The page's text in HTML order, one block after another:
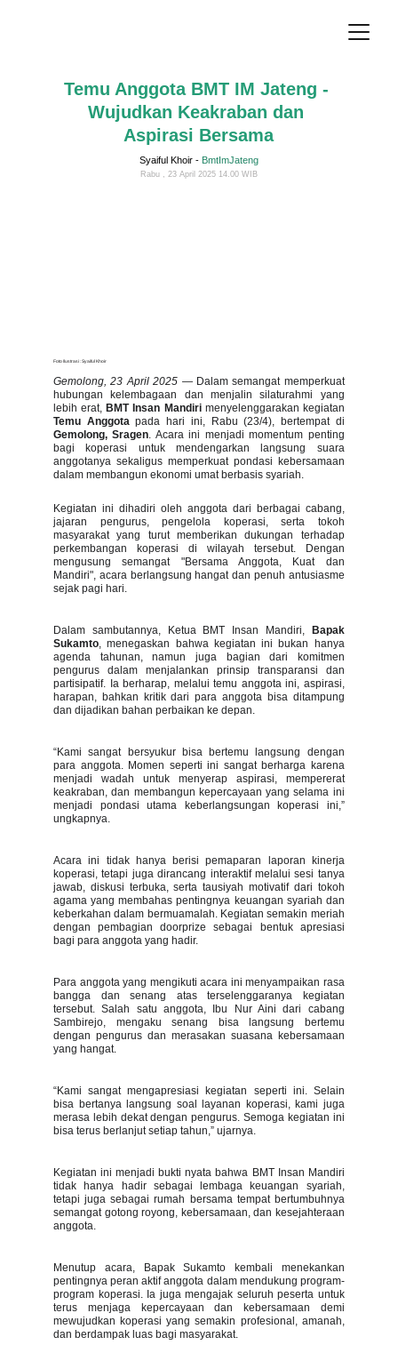
Temu Anggota BMT IM Jateng -
Wujudkan Keakraban dan
Aspirasi Bersama
Syaiful Khoir - BmtImJateng
Rabu , 23 April 2025 14.00 WIB
Foto Ilustrasi : Syaiful Khoir
Gemolong, 23 April 2025 — Dalam semangat memperkuat
hubungan kelembagaan dan menjalin silaturahmi yang
lebih erat, BMT Insan Mandirimenyelenggarakan kegiatan
Temu Anggotapada hari ini, Rabu (23/4), bertempat di
Gemolong, Sragen. Acara ini menjadi momentum penting
bagi koperasi untuk mendengarkan langsung suara
anggotanya sekaligus memperkuat pondasi kebersamaan
dalam membangun ekonomi umat berbasis syariah.
Kegiatan ini dihadiri oleh anggota dari berbagai cabang,
jajaran pengurus, pengelola koperasi, serta tokoh
masyarakat yang turut memberikan dukungan terhadap
perkembangan koperasi di wilayah tersebut. Dengan
mengusung semangat "Bersama Anggota, Kuat dan
Mandiri", acara berlangsung hangat dan penuh antusiasme
sejak pagi hari.
Dalam sambutannya, Ketua BMT Insan Mandiri,
Bapak
Sukamto, menegaskan bahwa kegiatan ini bukan hanya
agenda tahunan, namun juga bagian dari komitmen
pengurus dalam menjalankan prinsip transparansi dan
partisipatif. Ia berharap, melalui temu anggota ini, aspirasi,
harapan, bahkan kritik dari para anggota bisa ditampung
dan dijadikan bahan perbaikan ke depan.
“Kami sangat bersyukur bisa bertemu langsung dengan
para anggota. Momen seperti ini sangat berharga karena
menjadi wadah untuk menyerap aspirasi, mempererat
keakraban, dan membangun kepercayaan yang selama ini
menjadi pondasi utama keberlangsungan koperasi ini,”
ungkapnya.
Acara ini tidak hanya berisi pemaparan laporan kinerja
koperasi, tetapi juga dirancang interaktif melalui sesi tanya
jawab, diskusi terbuka, serta tausiyah motivatif dari tokoh
agama yang membahas pentingnya keuangan syariah dan
keberkahan dalam bermuamalah. Kegiatan semakin meriah
dengan pembagian doorprize sebagai bentuk apresiasi
bagi para anggota yang hadir.
Para anggota yang mengikuti acara ini menyampaikan rasa
bangga dan senang atas terselenggaranya kegiatan
tersebut. Salah satu anggota, Ibu Nur Aini dari cabang
Sambirejo, mengaku senang bisa langsung bertemu
dengan pengurus dan merasakan suasana kebersamaan
yang hangat.
“Kami sangat mengapresiasi kegiatan seperti ini. Selain
bisa bertanya langsung soal layanan koperasi, kami juga
merasa lebih dekat dengan pengurus. Semoga kegiatan ini
bisa terus berlanjut setiap tahun,” ujarnya.
Kegiatan ini menjadi bukti nyata bahwa BMT Insan Mandiri
tidak hanya hadir sebagai lembaga keuangan syariah,
tetapi juga sebagai rumah bersama tempat bertumbuhnya
semangat gotong royong, kebersamaan, dan kesejahteraan
anggota.
Menutup acara, Bapak Sukamto kembali menekankan
pentingnya peran aktif anggota dalam mendukung program-
program koperasi. Ia juga mengajak seluruh peserta untuk
terus menjaga kepercayaan dan kebersamaan demi
mewujudkan koperasi yang semakin profesional, amanah,
dan berdampak luas bagi masyarakat.